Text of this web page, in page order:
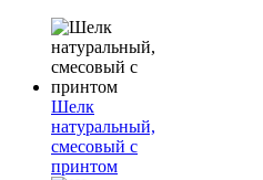
Шелк
натуральный,
смесовый с
принтом